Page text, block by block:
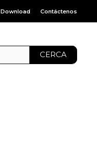
Download Contáctenos
CERCA